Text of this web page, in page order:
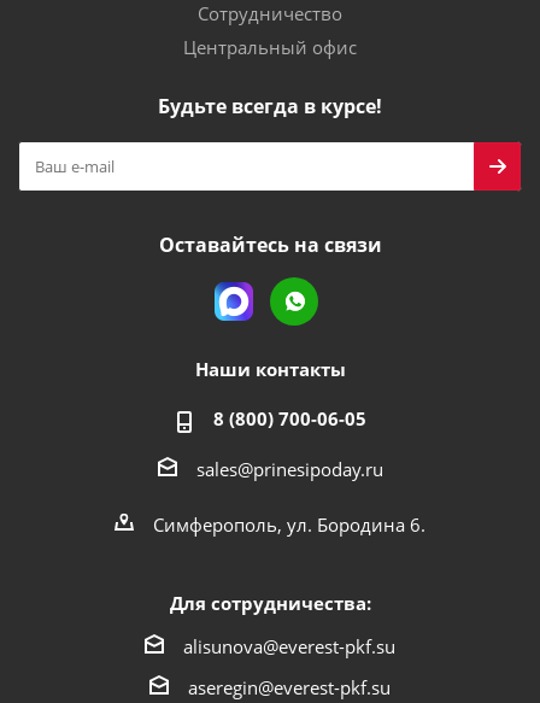
Сотрудничество
Центральный офис
Будьте всегда в курсе!
Оставайтесь на связи
Наши контакты
8 (800) 700-06-05
sales@prinesipoday.ru
Симферополь, ул. Бородина 6.
Для сотрудничества:
alisunova@everest-pkf.su
aseregin@everest-pkf.su